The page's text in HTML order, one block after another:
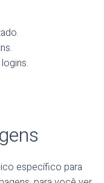
específico para